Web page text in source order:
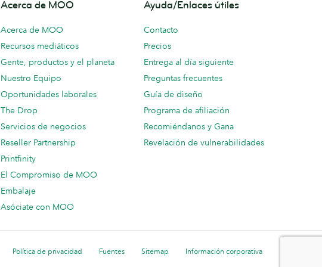
Acerca de MOO
Acerca de MOO
Recursos mediáticos
Gente, productos y el planeta
Nuestro Equipo
Oportunidades laborales
The Drop
Servicios de negocios
Reseller Partnership
Printfinity
El Compromiso de MOO
Embalaje
Asóciate con MOO
Ayuda/Enlaces útiles
Contacto
Precios
Entrega al día siguiente
Preguntas frecuentes
Guía de diseño
Programa de afiliación
Recomiéndanos y Gana
Revelación de vulnerabilidades
Política de privacidad Fuentes Sitemap Información corporativa